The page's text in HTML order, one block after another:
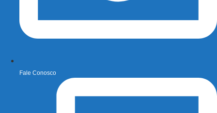
Fale Conosco